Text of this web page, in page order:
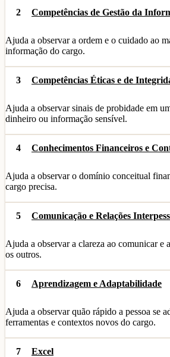
2 Competências de Gestão da
Ajuda a observar a ordem e o cuidado ao
informação do cargo.
3 Competências Éticas e de
Ajuda a observar sinais de probidade em
dinheiro ou informação sensível.
4 Conhecimentos Financeiros e
Ajuda a observar o domínio conceitual
cargo precisa.
5 Comunicação e Relações
Ajuda a observar a clareza ao comunicar e
os outros.
6 Aprendizagem e Adaptabilidade
Ajuda a observar quão rápido a pessoa se
ferramentas e contextos novos do cargo.
7 Excel